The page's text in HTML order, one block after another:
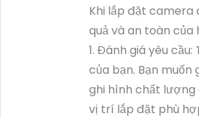
Khi lắp đặt camera
quả và an toàn của
1. Đánh giá yêu
của bạn. Bạn
ghi hình chất lượng
vị trí lắp đặt phù